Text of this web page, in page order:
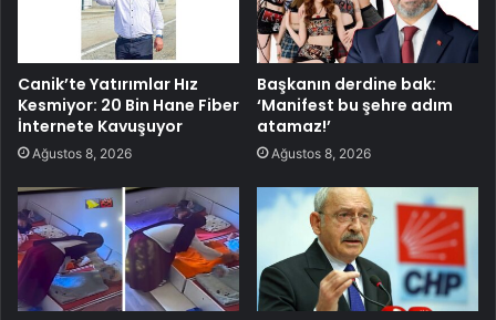
Canik’te Yatırımlar Hız
Kesmiyor: 20 Bin Hane Fiber
İnternete Kavuşuyor
Ağustos 8, 2026
Başkanın derdine bak:
‘Manifest bu şehre adım
atamaz!’
Ağustos 8, 2026